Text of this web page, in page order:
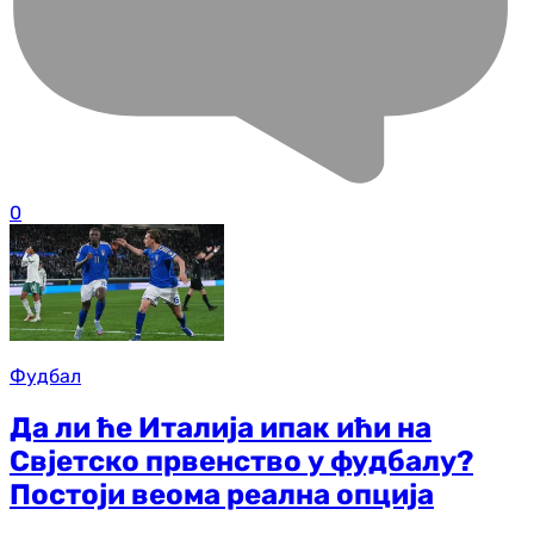
0
Фудбал
Да ли ће Италија ипак ићи на
Свјетско првенство у фудбалу?
Постоји веома реална опција